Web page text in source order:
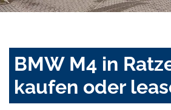
BMW M4 in
kaufen oder